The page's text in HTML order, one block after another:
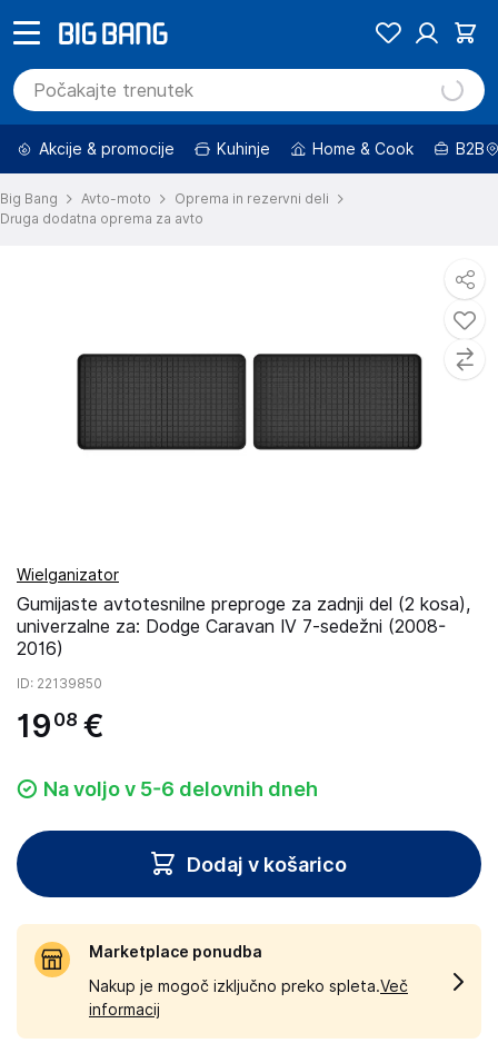
Akcije & promocije Kuhinje Home & Cook B2B
Big Bang Avto-moto
Oprema in rezervni deli
Druga dodatna oprema za avto
Wielganizator
Gumijaste avtotesnilne preproge za zadnji del (2 kosa),
univerzalne za: Dodge Caravan IV 7-sedežni (2008-
2016)
ID: 22139850
19 08 €
Na voljo v 5-6 delovnih dneh
Dodaj v košarico
Marketplace ponudba
Nakup je mogoč izključno preko spleta.Več
informacij